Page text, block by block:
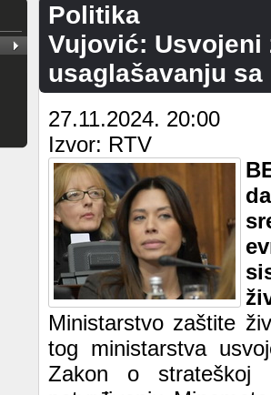
Politika
Vujović: Usvojeni
usaglašavanju sa
27.11.2024. 20:00
Izvor: RTV
Ministarstvo zaštite
tog ministarstva
Zakon o strateškoj